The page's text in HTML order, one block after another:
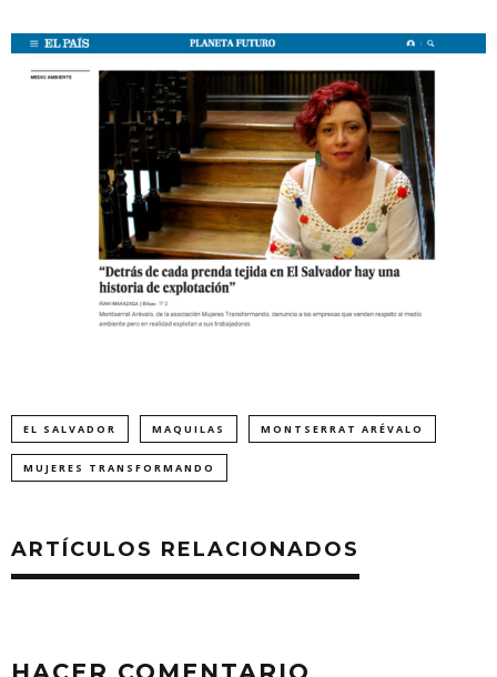
EL SALVADOR MAQUILAS MONTSERRAT ARÉVALO
MUJERES TRANSFORMANDO
ARTÍCULOS RELACIONADOS